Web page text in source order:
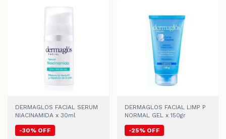
DERMAGLOS FACIAL SERUM
NIACINAMIDA x 30ml
-30% OFF
DERMAGLOS FACIAL LIMP P
NORMAL GEL x 150gr
-25% OFF